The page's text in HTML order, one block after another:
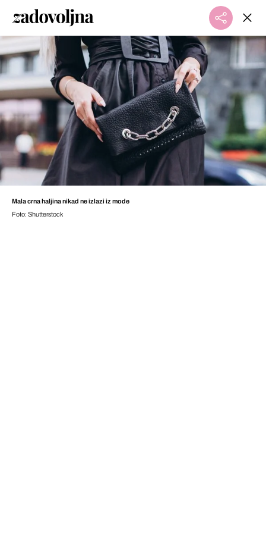
Mala crna haljina nikad ne izlazi iz mode
Foto: Shutterstock